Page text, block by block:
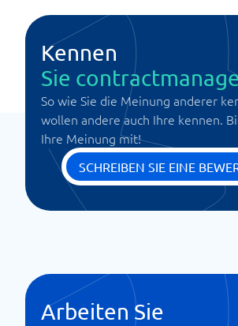
Kennen
Sie
So wie Sie die Meinung anderer
wollen andere auch Ihre kennen.
Ihre Meinung mit!
SCHREIBEN SIE EINE
Arbeiten Sie